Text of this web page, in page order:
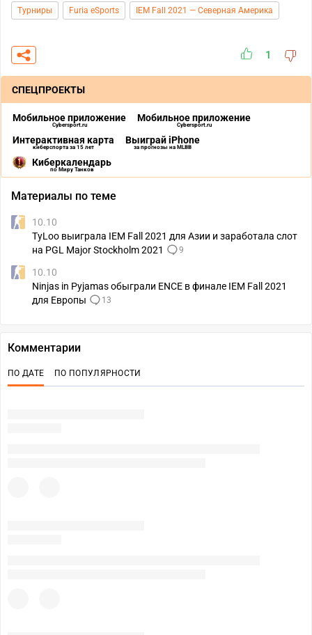
Турниры Furia eSports IEM Fall 2021 — Северная Америка
1
СПЕЦПРОЕКТЫ
Мобильное приложение
Cybersport.ru
Мобильное приложение
Cybersport.ru
Интерактивная карта
киберспорта за 15 лет
Выиграй iPhone
за прогнозы на MLBB
Киберкалендарь
по Миру Танков
Материалы по теме
10.10
TyLoo выиграла IEM Fall 2021 для Азии и заработала слот
на PGL Major Stockholm 2021
9
10.10
Ninjas in Pyjamas обыграли ENCE в финале IEM Fall 2021
для Европы
13
Комментарии
ПО ДАТЕ ПО ПОПУЛЯРНОСТИ